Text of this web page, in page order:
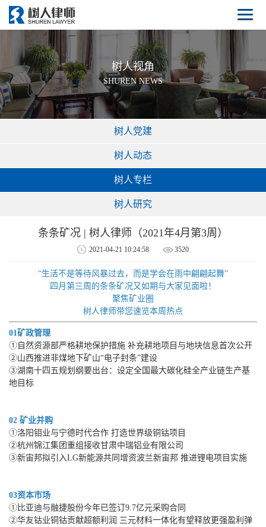
树人视角
SHUREN NEWS
树人党建
树人动态
树人专栏
树人研究
条条矿况 | 树人律师（2021年4月第3周）
2021-04-21 10:24:58 3520
“生活不是等待风暴过去，而是学会在雨中翩翩起舞”
四月第三周的条条矿况又如期与大家见面啦！
聚焦矿业圈
树人律师带您速览本周热点
01矿政管理
①自然资源部严格耕地保护措施 补充耕地项目与地块信息首次公开
②山西推进非煤地下矿山“电子封条”建设
③湖南十四五规划纲要出台：设定全国最大碳化硅全产业链生产基
地目标
02 矿业并购
①洛阳钼业与宁德时代合作 打造世界级铜钴项目
②杭州锦江集团重组接收甘肃中瑞铝业有限公司
③新宙邦拟引入LG新能源共同增资波兰新宙邦 推进锂电项目实施
03资本市场
①比亚迪与融捷股份今年已签订9.7亿元采购合同
②华友钴业铜钴贡献超额利润 三元材料一体化有望释放更强盈利弹